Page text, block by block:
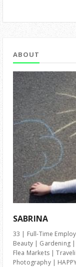
ABOUT
SABRINA
33 | Full-Time
Beauty | Gardening
Flea Markets |
Photography |